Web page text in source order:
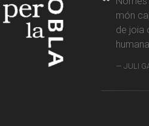
món
de joia
JULI